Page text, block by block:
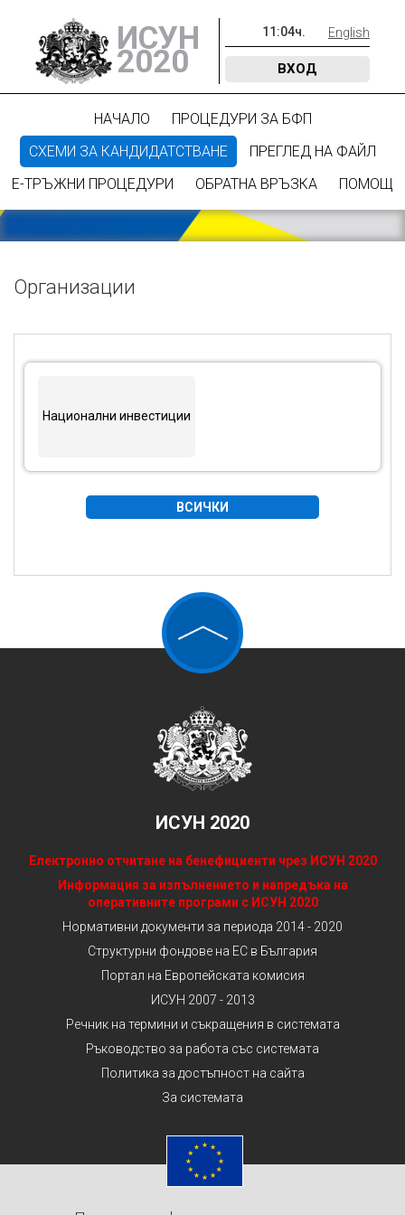
ИСУН
2020
11 :04ч. English
ВХОД
НАЧАЛО
ПРОЦЕДУРИ ЗА БФП
СХЕМИ ЗА КАНДИДАТСТВАНЕ
ПРЕГЛЕД НА ФАЙЛ
Е-ТРЪЖНИ ПРОЦЕДУРИ
ОБРАТНА ВРЪЗКА ПОМОЩ
Организации
Национални инвестиции
ВСИЧКИ
ИСУН 2020
Електронно отчитане на бенефициенти чрез ИСУН 2020
Информация за изпълнението и напредъка на
оперативните програми с ИСУН 2020
Нормативни документи за периода 2014 - 2020
Структурни фондове на ЕС в България
Портал на Европейската комисия
ИСУН 2007 - 2013
Речник на термини и съкращения в системата
Ръководство за работа със системата
Политика за достъпност на сайта
За системата